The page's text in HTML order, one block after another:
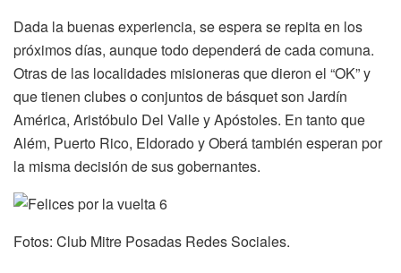
Dada la buenas experiencia, se espera se repita en los
próximos días, aunque todo dependerá de cada comuna.
Otras de las localidades misioneras que dieron el “OK” y
que tienen clubes o conjuntos de básquet son Jardín
América, Aristóbulo Del Valle y Apóstoles. En tanto que
Além, Puerto Rico, Eldorado y Oberá también esperan por
la misma decisión de sus gobernantes.
Fotos: Club Mitre Posadas Redes Sociales.